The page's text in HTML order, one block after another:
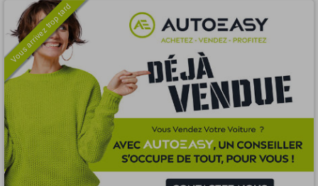
Vous arrivez trop tard